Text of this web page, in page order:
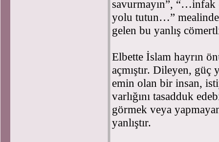
savurmayın”,
yolu tutun…”
gelen bu yanlış
Elbette İslam hayrın
açmıştır. Dileyen, güç
emin olan bir insan,
varlığını tasadduk
görmek veya
yanlıştır.